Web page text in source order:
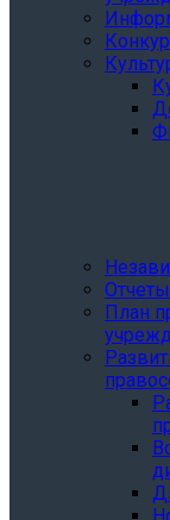
Отчеты
План